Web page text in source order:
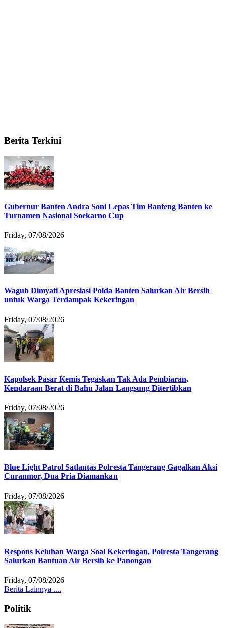
Berita Terkini
Gubernur Banten Andra Soni Lepas Tim Banteng Banten ke
Turnamen Nasional Soekarno Cup
Friday, 07/08/2026
Wagub Dimyati Apresiasi Polda Banten Salurkan Air Bersih
untuk Warga Terdampak Kekeringan
Friday, 07/08/2026
Kapolsek Pasar Kemis Tegaskan Tak Ada Pembiaran,
Kendaraan Berat di Bahu Jalan Langsung Ditertibkan
Friday, 07/08/2026
Blue Light Patrol Satlantas Polresta Tangerang Gagalkan Aksi
Curanmor, Dua Pria Diamankan
Friday, 07/08/2026
Respons Keluhan Warga Soal Kekeringan, Polresta Tangerang
Salurkan Bantuan Air Bersih ke Panongan
Friday, 07/08/2026
Berita Lainnya ....
Politik